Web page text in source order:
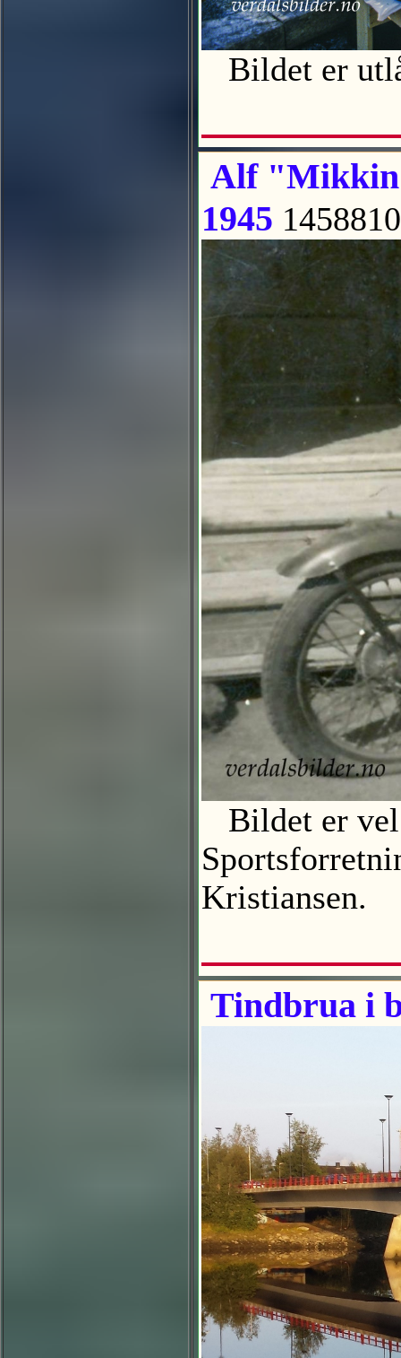
Bildet er
Alf
1945
Bildet er vel
Kristiansen.
Tindbrua i